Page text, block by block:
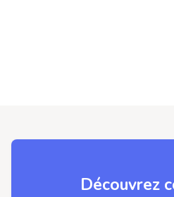
Découvrez